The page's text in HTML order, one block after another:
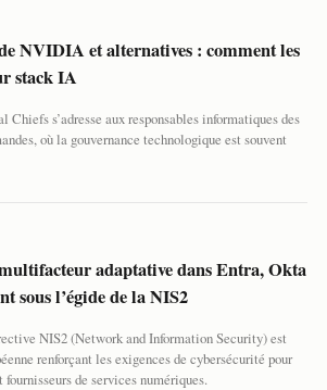
NVIDIA et alternatives : comment les
stack IA
s’adresse aux responsables informatiques des
où la gouvernance technologique est souvent
adaptative dans Entra, Okta
sous l’égide de la NIS2
NIS2 (Network and Information Security) est
renforçant les exigences de cybersécurité pour
de services numériques.